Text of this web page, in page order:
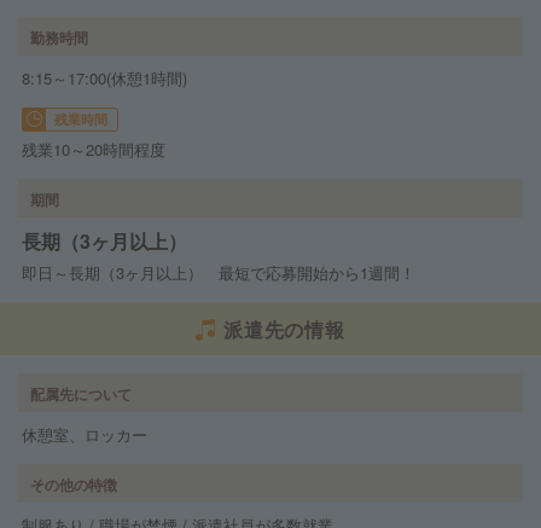
勤務時間
8:15～17:00(休憩1時間)
残業時間
残業10～20時間程度
期間
長期（3ヶ月以上）
即日～長期（3ヶ月以上） 最短で応募開始から1週間！
派遣先の情報
配属先について
休憩室、ロッカー
その他の特徴